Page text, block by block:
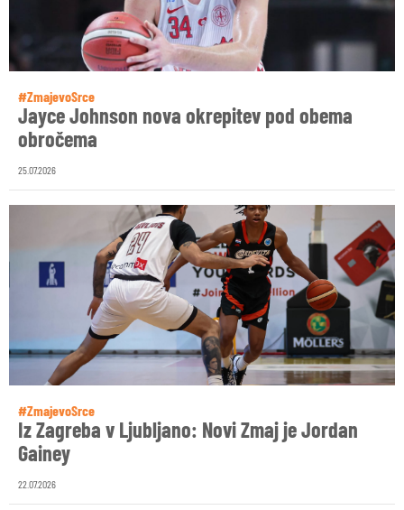
#ZmajevoSrce
Jayce Johnson nova okrepitev pod obema
obročema
25.07.2026
#ZmajevoSrce
Iz Zagreba v Ljubljano: Novi Zmaj je Jordan
Gainey
22.07.2026